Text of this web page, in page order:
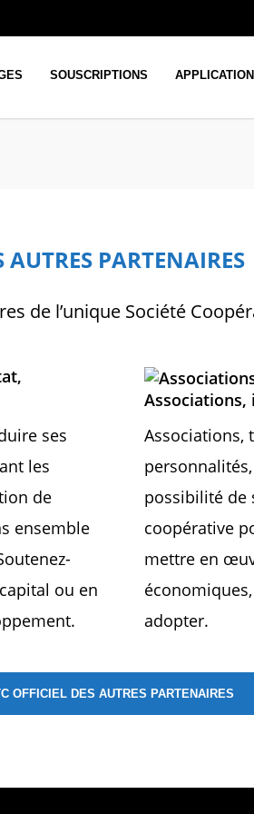
SOUSCRIPTIONS
AUTRES PARTENAIRES
de l’unique Société
ses
les
de
ensemble
ou en
Associations,
Associations,
possibilité de
coopérative
mettre en
adopter.
OFFICIEL DES AUTRES PARTENAIRES